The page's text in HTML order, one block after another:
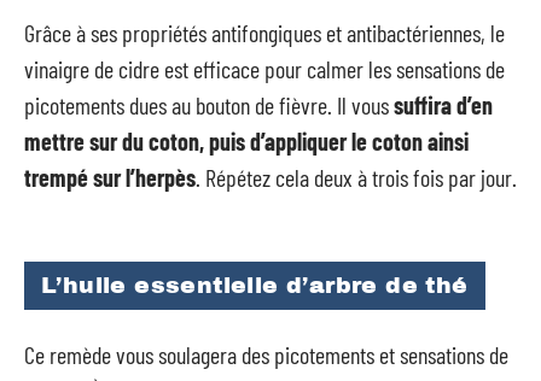
Grâce à ses propriétés antifongiques et antibactériennes, le
vinaigre de cidre est efficace pour calmer les sensations de
picotements dues au bouton de fièvre. Il voussuffira d’en
mettre sur du coton, puis d’appliquer le coton ainsi
trempé sur l’herpès. Répétez cela deux à trois fois par jour.
L’huile essentielle d’arbre de thé
Ce remède vous soulagera des picotements et sensations de